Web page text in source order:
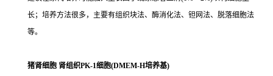
长；培养方法很多，主要有组织块法、酶消化法、钽网法、脱落细胞法
等。
猪肾细胞 肾组织PK-1细胞(DMEM-H培养基)